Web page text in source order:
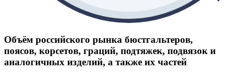
Объём российского рынка бюстгальтеров,
поясов, корсетов, граций, подтяжек, подвязок и
аналогичных изделий, а также их частей